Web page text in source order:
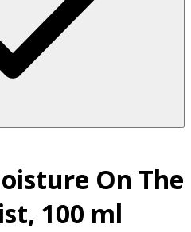
On The
100 ml